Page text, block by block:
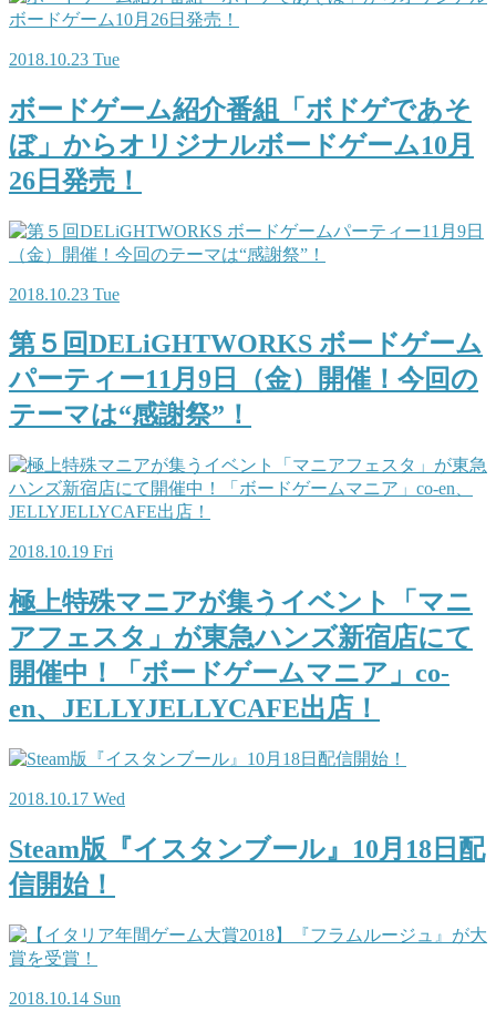
2018.10.23 Tue
ボードゲーム紹介番組「ボドゲであそ
ぼ」からオリジナルボードゲーム10月
26日発売！
2018.10.23 Tue
第５回DELiGHTWORKS ボードゲーム
パーティー11月9日（金）開催！今回の
テーマは“感謝祭”！
2018.10.19 Fri
極上特殊マニアが集うイベント「マニ
アフェスタ」が東急ハンズ新宿店にて
開催中！「ボードゲームマニア」co-
en、JELLYJELLYCAFE出店！
2018.10.17 Wed
Steam版『イスタンブール』10月18日配
信開始！
2018.10.14 Sun